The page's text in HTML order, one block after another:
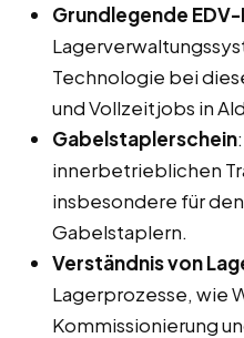
Grundlegende
Technologie bei
und Vollzeitjobs in
Gabelstaplerschein
innerbetrieblichen
insbesondere für
Gabelstaplern.
Verständnis von
Lagerprozesse, wie
Kommissionierung